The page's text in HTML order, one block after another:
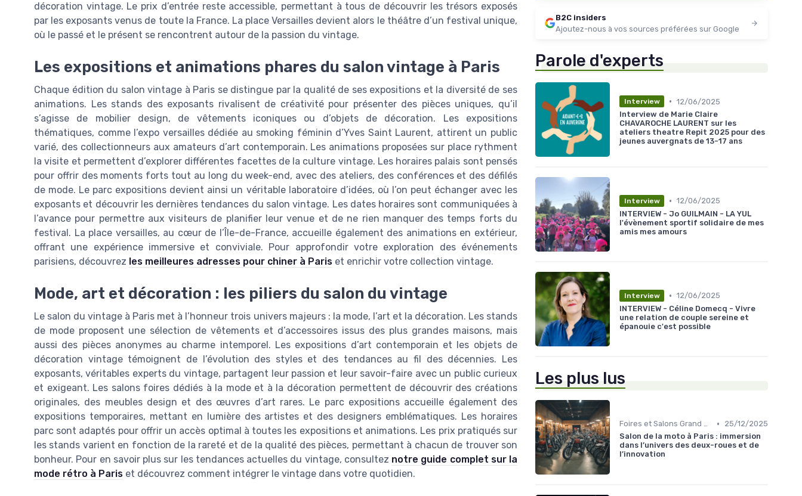
décoration vintage. Le prix d’entrée reste accessible, permettant à tous de découvrir les trésors exposés
par les exposants venus de toute la France. La place Versailles devient alors le théâtre d’un festival unique,
où le passé et le présent se rencontrent autour de la passion du vintage.
Les expositions et animations phares du salon vintage à Paris
Chaque édition du salon vintage à Paris se distingue par la qualité de ses expositions et la diversité de ses
animations. Les stands des exposants rivalisent de créativité pour présenter des pièces uniques, qu’il
s’agisse de mobilier design, de vêtements iconiques ou d’objets de décoration. Les expositions
thématiques, comme l’expo versailles dédiée au smoking féminin d’Yves Saint Laurent, attirent un public
varié, des collectionneurs aux amateurs d’art contemporain. Les animations proposées sur place rythment
la visite et permettent d’explorer différentes facettes de la culture vintage. Les horaires palais sont pensés
pour offrir des moments forts tout au long du week-end, avec des ateliers, des conférences et des défilés
de mode. Le parc expositions devient ainsi un véritable laboratoire d’idées, où l’on peut échanger avec les
exposants et découvrir les dernières tendances du salon vintage. Les dates horaires sont communiquées à
l’avance pour permettre aux visiteurs de planifier leur venue et de ne rien manquer des temps forts du
festival. La place versailles, au cœur de l’Île-de-France, accueille également des animations en extérieur,
offrant une expérience immersive et conviviale. Pour approfondir votre exploration des événements
parisiens, découvrez les meilleures adresses pour chiner à Paris et enrichir votre collection vintage.
Mode, art et décoration : les piliers du salon du vintage
Le salon du vintage à Paris met à l’honneur trois univers majeurs : la mode, l’art et la décoration. Les stands
de mode proposent une sélection de vêtements et d’accessoires issus des plus grandes maisons, mais
aussi des pièces anonymes au charme intemporel. Les expositions d’art contemporain et les objets de
décoration vintage témoignent de l’évolution des styles et des tendances au fil des décennies. Les
exposants, véritables experts du vintage, partagent leur passion et leur savoir-faire avec un public curieux
et exigeant. Les salons foires dédiés à la mode et à la décoration permettent de découvrir des créations
originales, des meubles design et des œuvres d’art rares. Le parc expositions accueille également des
expositions temporaires, mettant en lumière des artistes et des designers emblématiques. Les horaires
parc sont adaptés pour offrir un accès optimal à toutes les expositions et animations. Les prix pratiqués sur
les stands varient en fonction de la rareté et de la qualité des pièces, permettant à chacun de trouver son
bonheur. Pour en savoir plus sur les tendances actuelles du vintage, consultez notre guide complet sur la
mode rétro à Paris et découvrez comment intégrer le vintage dans votre quotidien.
B2C insiders
Ajoutez-nous à vos sources préférées sur Google
Parole d'experts
Interview • 12/06/2025
Interview de Marie Claire
CHAVAROCHE LAURENT sur les
ateliers theatre Repit 2025 pour des
jeunes auvergnats de 13-17 ans
Interview • 12/06/2025
INTERVIEW - Jo GUILMAIN - LA YUL
l'évènement sportif solidaire de mes
amis mes amours
Interview • 12/06/2025
INTERVIEW - Céline Domecq - Vivre
une relation de couple sereine et
épanouie c'est possible
Les plus lus
Foires et Salons Grand Public •
25/12/2025
Salon de la moto à Paris : immersion
dans l’univers des deux-roues et de
l’innovation